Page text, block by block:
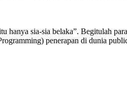
hanya sia-sia belaka”. Begitulah
penerapan di dunia